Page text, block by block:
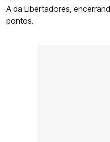
A da Libertadores,
pontos.